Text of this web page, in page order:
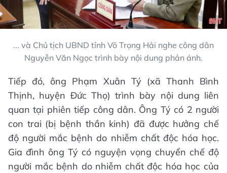
... và Chủ tịch UBND tỉnh Võ Trọng Hải nghe công dân
Nguyễn Văn Ngọc trình bày nội dung phản ánh.
Tiếp đó, ông Phạm Xuân Tý (xã Thanh Bình
Thịnh, huyện Đức Thọ) trình bày nội dung liên
quan tại phiên tiếp công dân. Ông Tý có 2 người
con trai (bị bệnh thần kinh) đã được hưởng chế
độ người mắc bệnh do nhiễm chất độc hóa học.
Gia đình ông Tý có nguyện vọng chuyển chế độ
người mắc bệnh do nhiễm chất độc hóa học của